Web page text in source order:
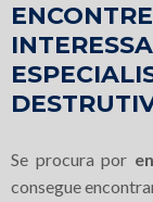
Se procura por
consegue